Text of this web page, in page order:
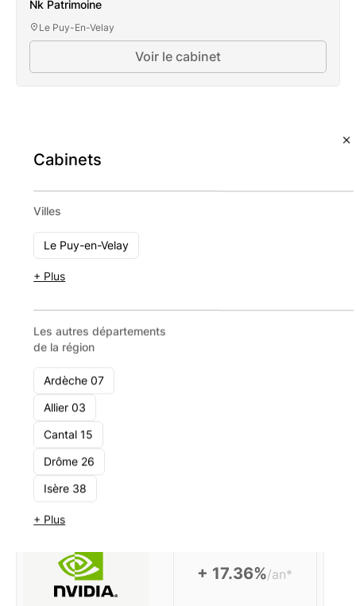
Cabinets
Villes
Le Puy-en-Velay
+ Plus
Les autres départements
de la région
Ardèche 07
Allier 03
Cantal 15
Drôme 26
Isère 38
+ Plus
Nk Patrimoine
Le Puy-En-Velay
Voir le cabinet
Patrimoine
nationale
Excellence
Voir le
cabinet
Les produits populaires du moment
+ 17.36%/an*